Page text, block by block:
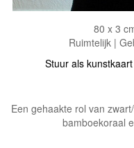
80 x 3
Ruimtelijk |
Stuur als
Een gehaakte rol van
bamboekoraal